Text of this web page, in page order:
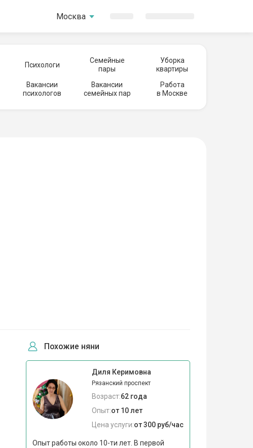
Москва
Психологи
Семейные
пары
Уборка
квартиры
Вакансии
психологов
Вакансии
семейных пар
Работа
в Москве
Похожие няни
Диля Керимовна
Рязанский проспект
Возраст:62 года
Опыт:от 10 лет
Цена услуги:от 300 руб/час
Опыт работы около 10-ти лет. В первой